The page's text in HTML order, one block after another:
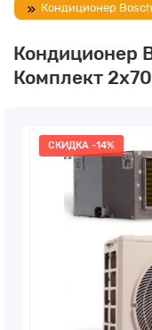
Кондиционер
Кондиционер
Комплект
СКИДКА -14%